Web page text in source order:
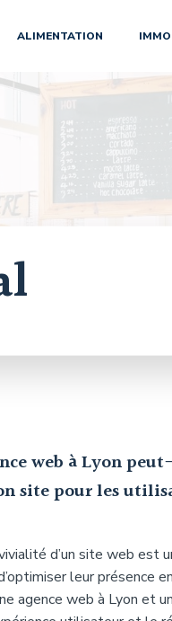
ALIMENTATION
web à Lyon
site pour les
d’un site web est
leur présence
agence web à Lyon et